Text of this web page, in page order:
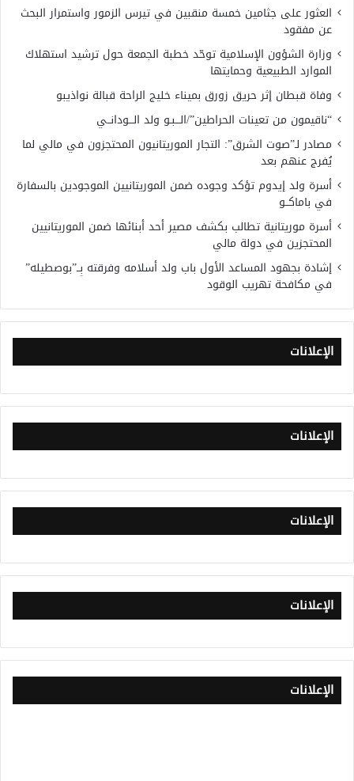
العثور على جثامين خمسة منقبين في تيرس الزمور واستمرار البحث
عن مفقود
وزارة الشؤون الإسلامية توحّد خطبة الجمعة حول ترشيد استهلاك
الموارد الطبيعية وحمايتها
وفاة قبطان إثر حريق زورق بميناء خليج الراحة قبالة نواذيبو
“ناقيمون من تعينات الحراطين”/الـــبـو ولد الـــودانــي
مصادر لـ”صوت الشرق”: التجار الموريتانيون المحتجزون في مالي لما
يُفرج عنهم بعد
أسرة ولد إيدوم تؤكد وجوده ضمن الموريتانيين الموجودين بالسفارة
في باماكــو
أسرة موريتانية تطالب بكشف مصير أحد أبنائها ضمن الموريتانيين
المحتجزين في دولة مالي
إشادة بجهود المساعد الأول باب ولد أسلامه وفرقته بِــ”بوصطيله”
في مكافحة تهريب الوقود
الإعلانات
الإعلانات
الإعلانات
الإعلانات
الإعلانات